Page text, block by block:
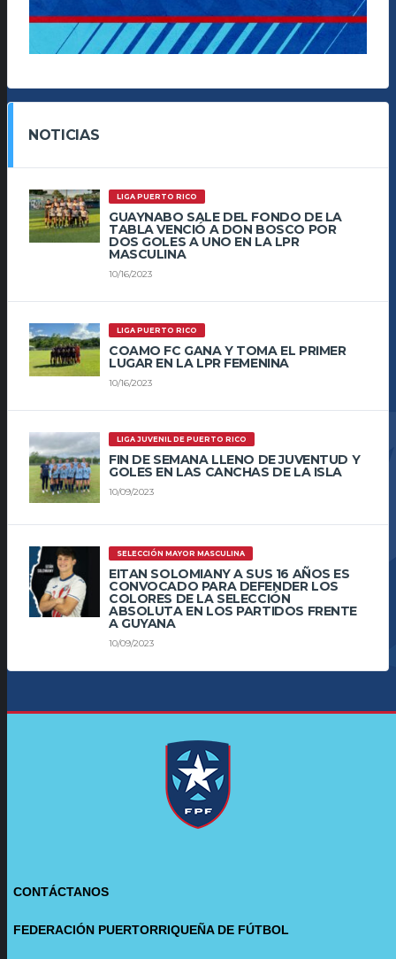
NOTICIAS
LIGA PUERTO RICO
GUAYNABO SALE DEL FONDO DE LA
TABLA VENCIÓ A DON BOSCO POR
DOS GOLES A UNO EN LA LPR
MASCULINA
10/16/2023
LIGA PUERTO RICO
COAMO FC GANA Y TOMA EL PRIMER
LUGAR EN LA LPR FEMENINA
10/16/2023
LIGA JUVENIL DE PUERTO RICO
FIN DE SEMANA LLENO DE JUVENTUD Y
GOLES EN LAS CANCHAS DE LA ISLA
10/09/2023
SELECCIÓN MAYOR MASCULINA
EITAN SOLOMIANY A SUS 16 AÑOS ES
CONVOCADO PARA DEFENDER LOS
COLORES DE LA SELECCIÓN
ABSOLUTA EN LOS PARTIDOS FRENTE
A GUYANA
10/09/2023
CONTÁCTANOS
FEDERACIÓN PUERTORRIQUEÑA DE FÚTBOL